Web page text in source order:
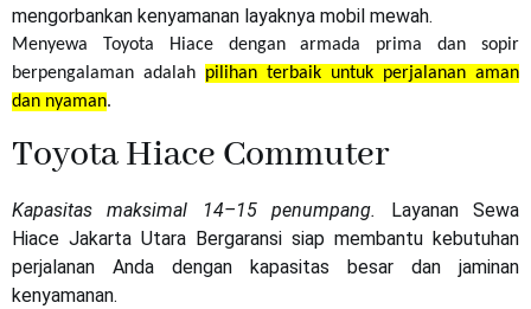
mengorbankan kenyamanan layaknya mobil mewah.
Menyewa Toyota Hiace dengan armada prima dan sopir
berpengalaman adalah pilihan terbaik untuk perjalanan aman
dan nyaman.
Toyota Hiace Commuter
Kapasitas maksimal 14–15 penumpang.
Layanan Sewa
Hiace Jakarta Utara Bergaransi siap membantu kebutuhan
perjalanan Anda dengan kapasitas besar dan jaminan
kenyamanan.